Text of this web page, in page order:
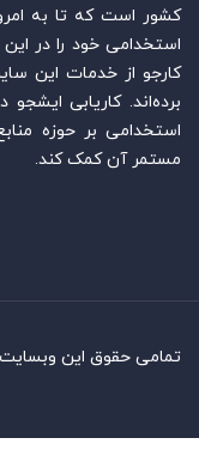
کشور است که تا به
استخدامی خود را در
کارجو از خدمات این
برده‌اند. کاریابی
استخدامی بر حوزه
مستمر آن کمک کند.
تمامی حقوق این